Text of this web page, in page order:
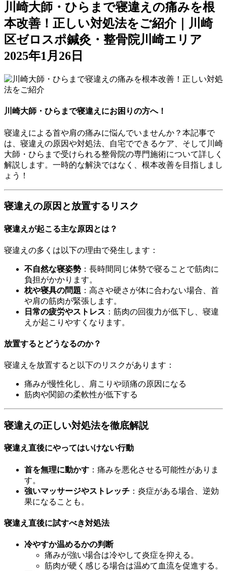
川崎大師・ひらまで寝違えの痛みを根
本改善！正しい対処法をご紹介｜川崎
区ゼロスポ鍼灸・整骨院川崎エリア
2025年1月26日
川崎大師・ひらまで寝違えにお困りの方へ！
寝違えによる首や肩の痛みに悩んでいませんか？本記事で
は、寝違えの原因や対処法、自宅でできるケア、そして川崎
大師・ひらまで受けられる整骨院の専門施術について詳しく
解説します。一時的な解決ではなく、根本改善を目指しまし
ょう！
寝違えの原因と放置するリスク
寝違えが起こる主な原因とは？
寝違えの多くは以下の理由で発生します：
不自然な寝姿勢 ：長時間同じ体勢で寝ることで筋肉に
負担がかかります。
枕や寝具の問題 ：高さや硬さが体に合わない場合、首
や肩の筋肉が緊張します。
日常の疲労やストレス ：筋肉の回復力が低下し、寝違
えが起こりやすくなります。
放置するとどうなるのか？
寝違えを放置すると以下のリスクがあります：
痛みが慢性化し、肩こりや頭痛の原因になる
筋肉や関節の柔軟性が低下する
寝違えの正しい対処法を徹底解説
寝違え直後にやってはいけない行動
首を無理に動かす ：痛みを悪化させる可能性がありま
す。
強いマッサージやストレッチ ：炎症がある場合、逆効
果になることも。
寝違え直後に試すべき対処法
冷やすか温めるかの判断
痛みが強い場合は冷やして炎症を抑える。
筋肉が硬く感じる場合は温めて血流を促進する。